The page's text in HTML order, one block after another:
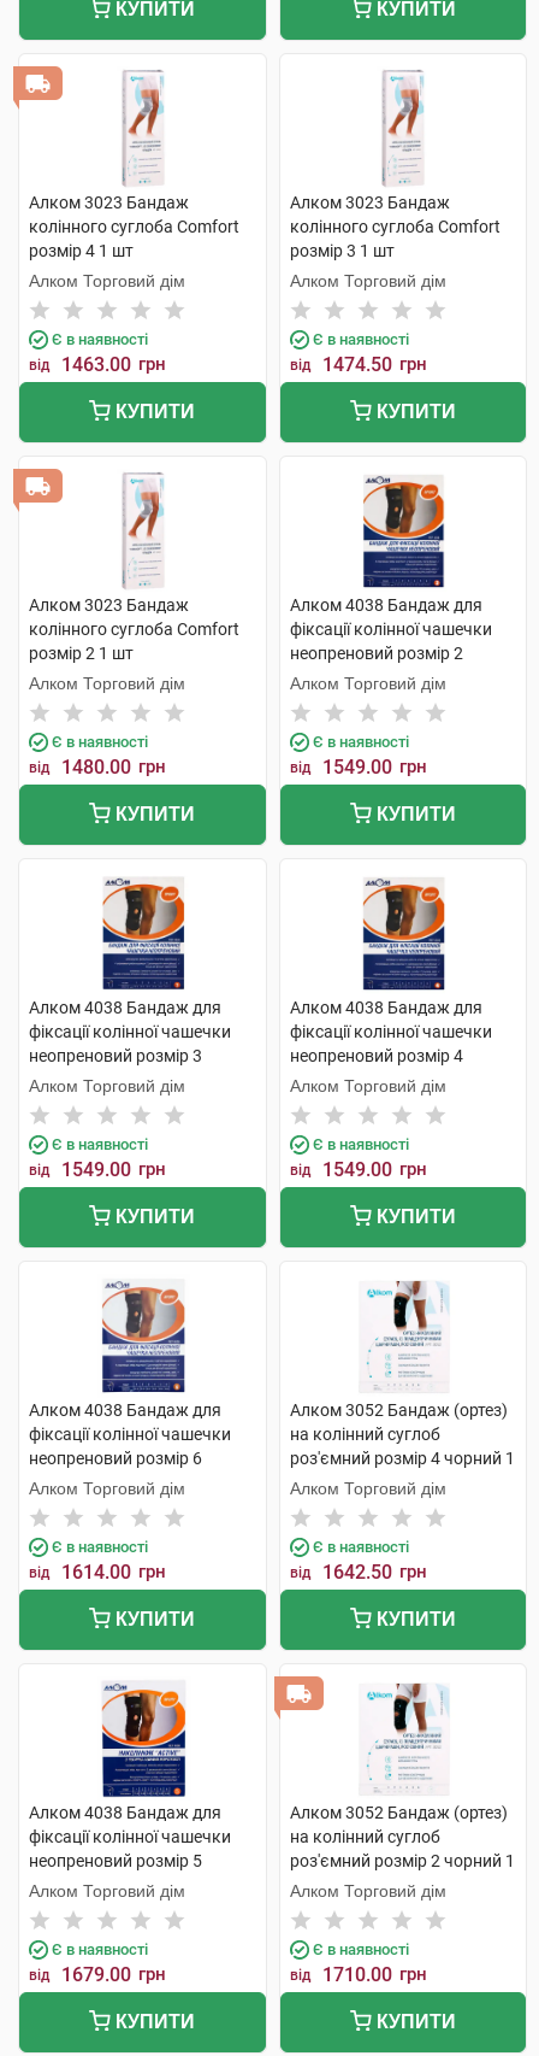
КУПИТИ КУПИТИ
Алком 3023 Бандаж
колінного суглоба Comfort
розмір 4 1 шт
Алком Торговий дім
Є в наявності
від 1463.00 грн
КУПИТИ
Алком 3023 Бандаж
колінного суглоба Comfort
розмір 3 1 шт
Алком Торговий дім
Є в наявності
від 1474.50 грн
КУПИТИ
Алком 3023 Бандаж
колінного суглоба Comfort
розмір 2 1 шт
Алком Торговий дім
Є в наявності
від 1480.00 грн
КУПИТИ
Алком 4038 Бандаж для
фіксації колінної чашечки
неопреновий розмір 2
чорний 1 шт
Алком Торговий дім
Є в наявності
від 1549.00 грн
КУПИТИ
Алком 4038 Бандаж для
фіксації колінної чашечки
неопреновий розмір 3
чорний 1 шт
Алком Торговий дім
Є в наявності
від 1549.00 грн
КУПИТИ
Алком 4038 Бандаж для
фіксації колінної чашечки
неопреновий розмір 4
чорний 1 шт
Алком Торговий дім
Є в наявності
від 1549.00 грн
КУПИТИ
Алком 4038 Бандаж для
фіксації колінної чашечки
неопреновий розмір 6
чорний 1 шт
Алком Торговий дім
Є в наявності
від 1614.00 грн
КУПИТИ
Алком 3052 Бандаж (ортез)
на колінний суглоб
роз'ємний розмір 4 чорний 1
шт
Алком Торговий дім
Є в наявності
від 1642.50 грн
КУПИТИ
Алком 4038 Бандаж для
фіксації колінної чашечки
неопреновий розмір 5
чорний 1 шт
Алком Торговий дім
Є в наявності
від 1679.00 грн
КУПИТИ
Алком 3052 Бандаж (ортез)
на колінний суглоб
роз'ємний розмір 2 чорний 1
шт
Алком Торговий дім
Є в наявності
від 1710.00 грн
КУПИТИ